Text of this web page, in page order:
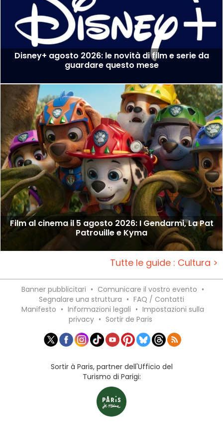
Disney+ agosto 2026: le novità di film e serie da
guardare questo mese
Film al cinema il 5 agosto 2026: I Gendarmi, La Pat
Patrouille e Kyma
Tutte le guide : Cultura >
Banner pubblicitari • Comunicare il vostro evento •
Segnalare una struttura • FAQ / Contatti
Manifesto • Informazioni legali • Impostazioni sulla
privacy • Sortir de Paris
Sortir à Paris, partner dell'Ufficio del
Turismo di Parigi: